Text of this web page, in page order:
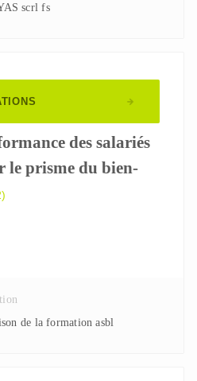
scrl fs
des salariés
le prisme du bien-
de la formation asbl